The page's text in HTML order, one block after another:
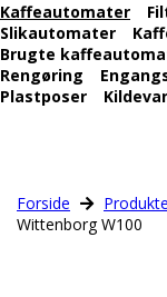
Kaffeautomater
Slikautomater
Brugte
Rengøring
Plastposer
Forside
Wittenborg W100